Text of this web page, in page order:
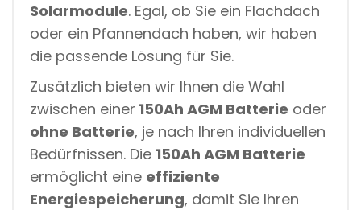
Solarmodule. Egal, ob Sie ein Flachdach
oder ein Pfannendach haben, wir haben
die passende Lösung für Sie.
Zusätzlich bieten wir Ihnen die Wahl
zwischen einer 150Ah AGM Batterie oder
ohne Batterie, je nach Ihren individuellen
Bedürfnissen. Die 150Ah AGM Batterie
ermöglicht eine effiziente
Energiespeicherung, damit Sie Ihren